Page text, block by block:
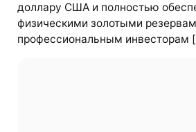
доллару США и полностью
физическими золотыми
профессиональным инвесторам